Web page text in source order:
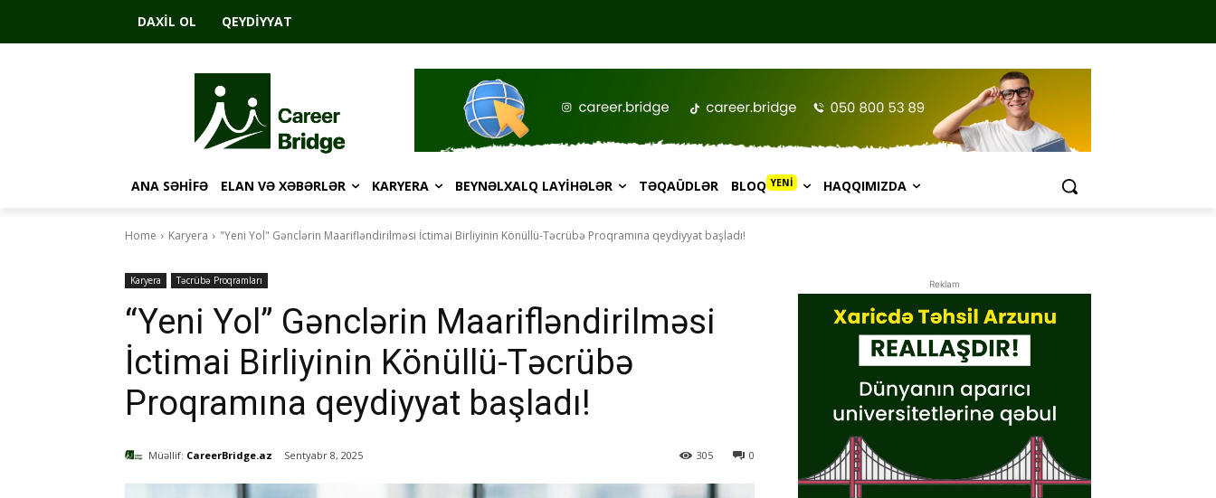
DAXIL OL QEYDIYYAT
ANA SƏHIFƏ ELAN VƏ XƏBƏRLƏR KARYERA BEYNƏLXALQ LAYIHƏLƏR TƏQAÜDLƏR BLOQ YENİ HAQQIMIZDA
Home Karyera "Yeni Yol" Gənclərin Maarifləndirilməsi İctimai Birliyinin Könüllü-Təcrübə Proqramına qeydiyyat başladı!
Karyera Təcrübə Proqramları
“Yeni Yol” Gənclərin Maarifləndirilməsi
İctimai Birliyinin Könüllü-Təcrübə
Proqramına qeydiyyat başladı!
Müəllif: CareerBridge.az Sentyabr 8, 2025 0
305
Reklam